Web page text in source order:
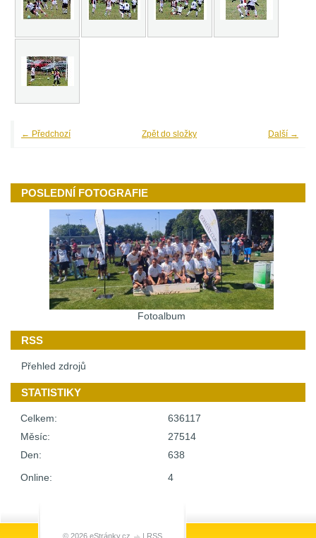
← Předchozí Další →
Zpět do složky
POSLEDNÍ FOTOGRAFIE
Fotoalbum
RSS
Přehled zdrojů
STATISTIKY
Online: 4
Celkem:
636117
Měsíc:
27514
Den:
638
© 2026 eStránky.cz RSS